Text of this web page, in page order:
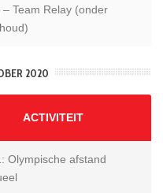
– Team Relay (onder
2020
ACTIVITEIT
Olympische afstand